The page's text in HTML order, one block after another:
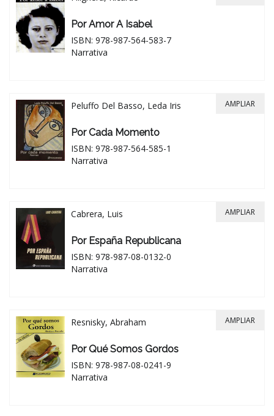
Por Amor A Isabel
ISBN: 978-987-564-583-7
Narrativa
Peluffo Del Basso, Leda Iris
Por Cada Momento
ISBN: 978-987-564-585-1
Narrativa
AMPLIAR
Cabrera, Luis
Por España Republicana
ISBN: 978-987-08-0132-0
Narrativa
AMPLIAR
Resnisky, Abraham
Por Qué Somos Gordos
ISBN: 978-987-08-0241-9
Narrativa
AMPLIAR